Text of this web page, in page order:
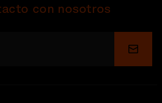
con nosotros
Enviar